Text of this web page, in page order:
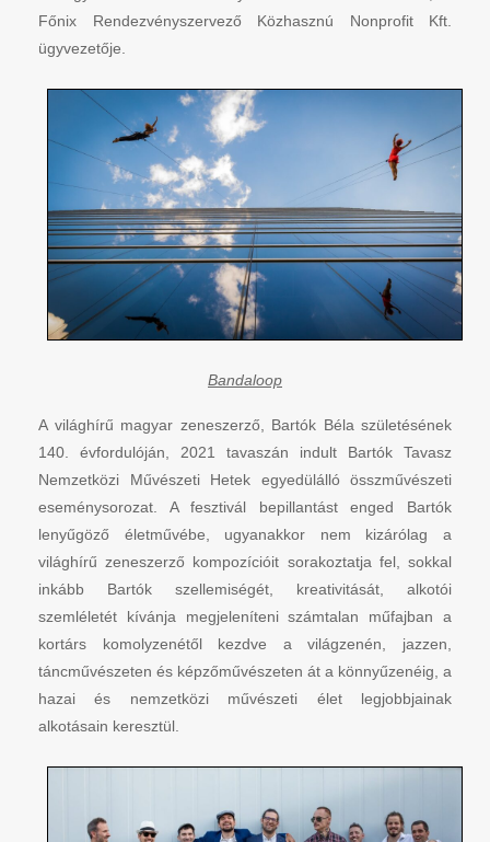
Főnix Rendezvényszervező Közhasznú Nonprofit Kft.
ügyvezetője.
Bandaloop
A világhírű magyar zeneszerző, Bartók Béla születésének
140. évfordulóján, 2021 tavaszán indult Bartók Tavasz
Nemzetközi Művészeti Hetek egyedülálló összművészeti
eseménysorozat. A fesztivál bepillantást enged Bartók
lenyűgöző életművébe, ugyanakkor nem kizárólag a
világhírű zeneszerző kompozícióit sorakoztatja fel, sokkal
inkább Bartók szellemiségét, kreativitását, alkotói
szemléletét kívánja megjeleníteni számtalan műfajban a
kortárs komolyzenétől kezdve a világzenén, jazzen,
táncművészeten és képzőművészeten át a könnyűzenéig, a
hazai és nemzetközi művészeti élet legjobbjainak
alkotásain keresztül.